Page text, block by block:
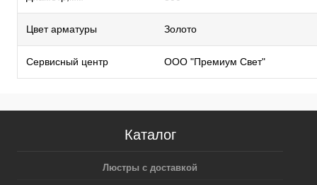
Цвет арматуры Золото
Сервисный центр ООО "Премиум Свет"
Каталог
Люстры с доставкой